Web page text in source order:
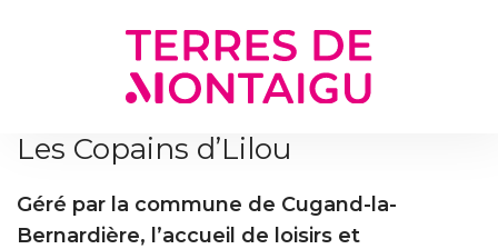
Les Copains d’Lilou
Géré par la commune de Cugand-la-
Bernardière, l’accueil de loisirs et